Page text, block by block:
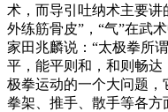
术，而导引吐纳术主要讲
外练筋骨皮”，“气”在武
家田兆麟说：“太极拳所
平，能平则和，和则畅达
极拳运动的一个大问题
拳架、推手、散手等各